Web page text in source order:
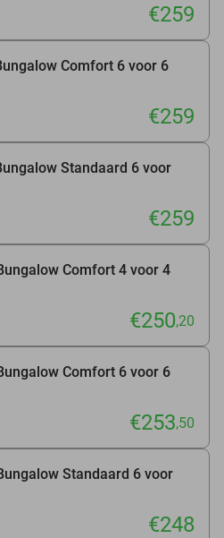
€259
Comfort 6 voor 6
€259
Standaard 6 voor
€259
Comfort 4 voor 4
€250,20
Comfort 6 voor 6
€253,50
Standaard 6 voor
€248